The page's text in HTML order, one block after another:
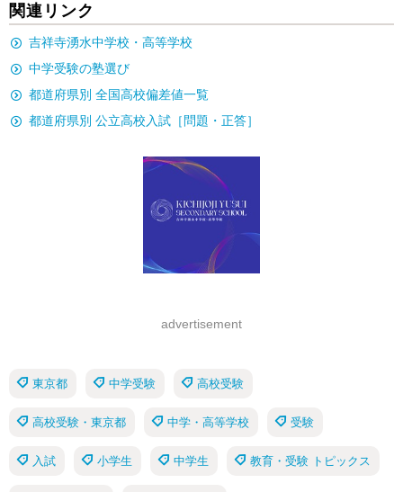
関連リンク
吉祥寺湧水中学校・高等学校
中学受験の塾選び
都道府県別 全国高校偏差値一覧
都道府県別 公立高校入試［問題・正答］
advertisement
東京都 中学受験 高校受験
高校受験・東京都 中学・高等学校 受験
入試 小学生 中学生 教育・受験 トピックス